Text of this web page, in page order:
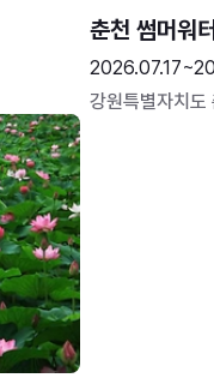
춘천 썸머워
강원특별자치도